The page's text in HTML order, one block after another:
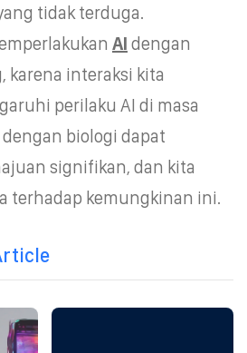
tidak terduga.
AI dengan
interaksi kita
perilaku AI di masa
dengan biologi dapat
signifikan, dan kita
terhadap kemungkinan ini.